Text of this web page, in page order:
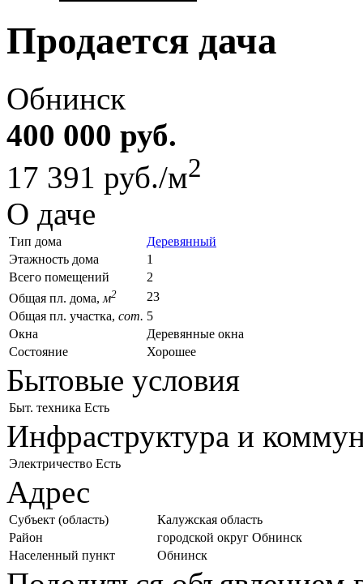
Продается дача
Обнинск
400 000 руб.
17 391 руб./м2
О даче
Тип дома
Деревянный
Этажность дома
1
Всего помещений
2
Общая пл. дома, м2
23
Общая пл. участка, сот. 5
Окна
Деревянные окна
Состояние
Хорошее
Бытовые условия
Быт. техника Есть
Инфраструктура и
Электричество Есть
Адрес
Субъект (область)
Калужская область
Район
городской округ Обнинск
Населенный пункт
Обнинск